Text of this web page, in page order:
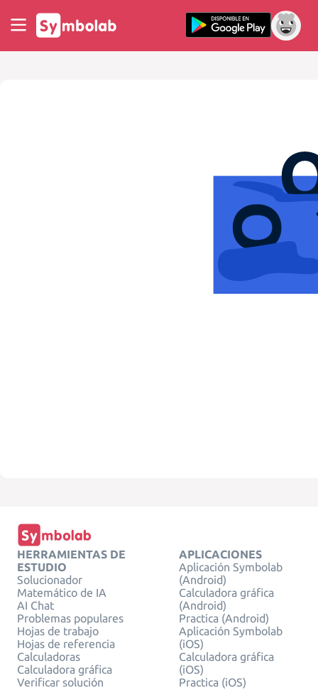
HERRAMIENTAS DE
ESTUDIO
Solucionador
Matemático de IA
AI Chat
Problemas populares
Hojas de trabajo
Hojas de referencia
Calculadoras
Calculadora gráfica
Verificar solución
APLICACIONES
Aplicación Symbolab
(Android)
Calculadora gráfica
(Android)
Practica (Android)
Aplicación Symbolab
(iOS)
Calculadora gráfica
(iOS)
Practica (iOS)